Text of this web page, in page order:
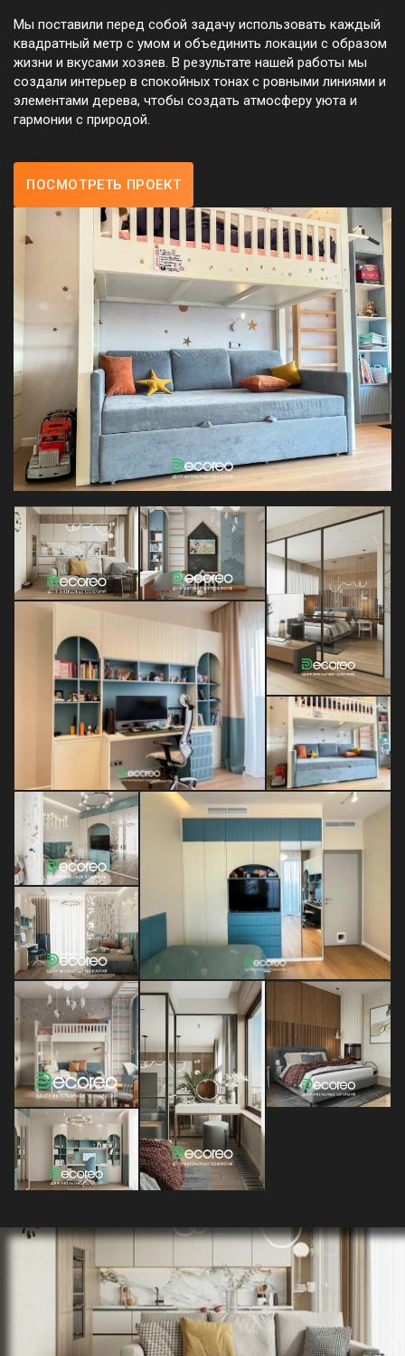
Мы поставили перед собой задачу использовать каждый
квадратный метр с умом и объединить локации с образом
жизни и вкусами хозяев. В результате нашей работы мы
создали интерьер в спокойных тонах с ровными линиями и
элементами дерева, чтобы создать атмосферу уюта и
гармонии с природой.
ПОСМОТРЕТЬ ПРОЕКТ